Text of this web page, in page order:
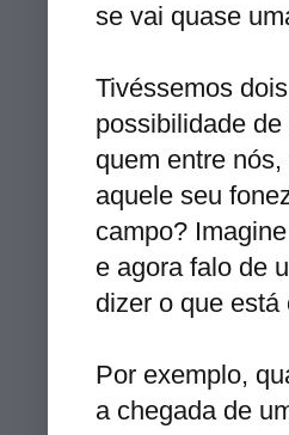
se vai quase
Tivéssemos
possibilidade
quem entre
aquele seu
campo?
e agora falo de
dizer o que
Por exemplo,
a chegada de